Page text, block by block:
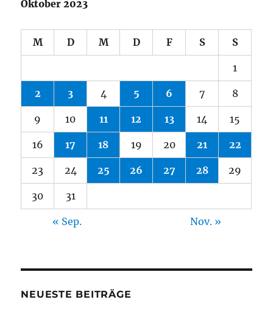
Oktober 2023
M D M D F S S
1
2 3 4 5 6 7 8
9 10 11 12 13 14 15
16 17 18 19 20 21 22
23 24 25 26 27 28 29
30 31
« Sep. Nov. »
NEUESTE BEITRÄGE